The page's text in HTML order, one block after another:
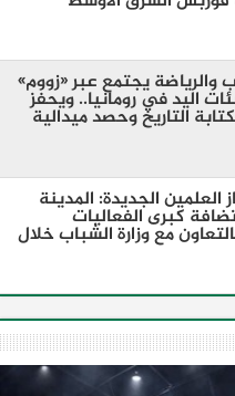
والرياضة يجتمع عبر «زووم»
اليد في رومانيا.. ويحفز
التاريخ وحصد ميدالية
الجديدة: المدينة
كبرى الفعاليات
مع وزارة الشباب خلال